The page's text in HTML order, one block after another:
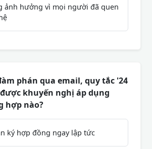
ảnh hưởng vì mọi người đã quen
phán qua email, quy tắc '24
khuyến nghị áp dụng
hợp nào?
ký hợp đồng ngay lập tức